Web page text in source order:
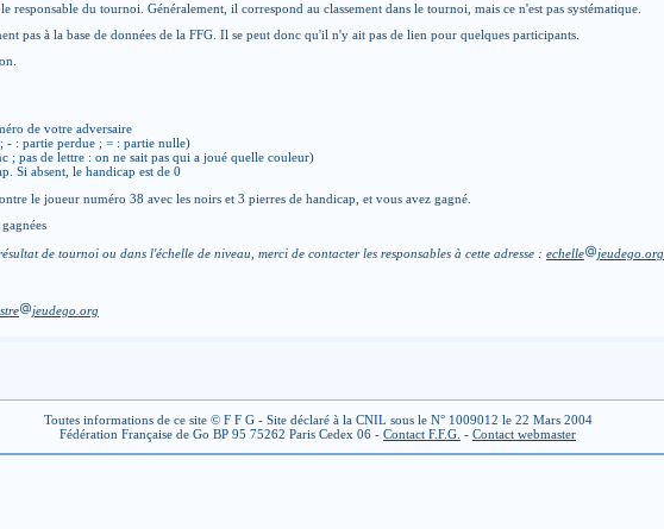
responsable du tournoi. Généralement, il correspond au classement dans le tournoi, mais ce n'est pas systématique.
pas à la base de données de la FFG. Il se peut donc qu'il n'y ait pas de lien pour quelques participants.
de votre adversaire
- : partie perdue ; = : partie nulle)
; pas de lettre : on ne sait pas qui a joué quelle couleur)
Si absent, le handicap est de 0
le joueur numéro 38 avec les noirs et 3 pierres de handicap, et vous avez gagné.
gagnées
de tournoi ou dans l'échelle de niveau, merci de contacter les responsables à cette adresse : echelle
jeudego.org
jeudego.org
Toutes informations de ce site © F F G - Site déclaré à la CNIL sous le N° 1009012 le 22 Mars 2004
Fédération Française de Go BP 95 75262 Paris Cedex 06 - Contact F.F.G. - Contact webmaster